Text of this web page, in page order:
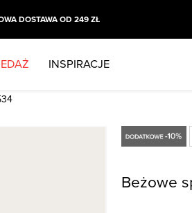
DOSTAWA OD 249 ZŁ
INSPIRACJE
Beżowe